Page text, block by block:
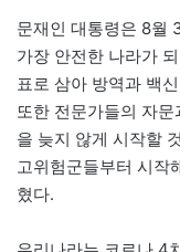
문재인 대통령은 8월
가장 안전한 나라가
표로 삼아 방역과 백
또한 전문가들의 자
을 늦지 않게 시작할
고위험군들부터 시작
혔다.